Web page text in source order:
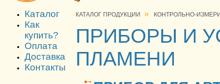
Каталог
Как
купить?
Оплата
Доставка
Контакты
КАТАЛОГ ПРОДУКЦИИ » КОНТРОЛЬНО-
ПРИБОРЫ И
ПЛАМЕНИ